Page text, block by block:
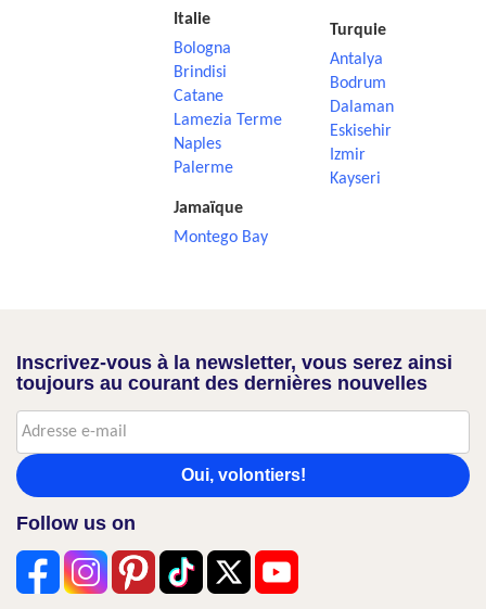
Italie
Bologna
Brindisi
Catane
Lamezia Terme
Naples
Palerme
Jamaïque
Montego Bay
Turquie
Antalya
Bodrum
Dalaman
Eskisehir
Izmir
Kayseri
Inscrivez-vous à la newsletter, vous serez ainsi
toujours au courant des dernières nouvelles
Oui, volontiers!
Follow us on